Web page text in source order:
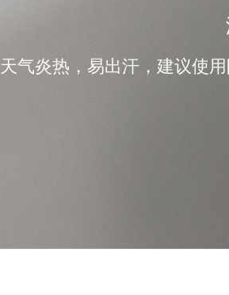
天气炎热，易出汗，建议使